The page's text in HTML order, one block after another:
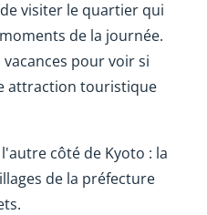
visiter le quartier qui
de la journée.
pour voir si
attraction touristique
côté de Kyoto : la
de la préfecture